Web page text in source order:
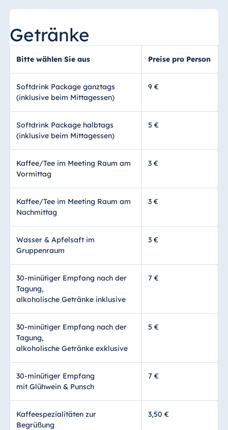
Getränke
Bitte wählen Sie aus Preise pro Person
Softdrink Package ganztags
(inklusive beim Mittagessen)
9 €
Softdrink Package halbtags
(inklusive beim Mittagessen)
5 €
Kaffee/Tee im Meeting Raum am
Vormittag
3 €
Kaffee/Tee im Meeting Raum am
Nachmittag
3 €
Wasser & Apfelsaft im
Gruppenraum
3 €
30-minütiger Empfang nach der
Tagung,
alkoholische Getränke inklusive
7 €
30-minütiger Empfang nach der
Tagung,
alkoholische Getränke exklusive
5 €
30-minütiger Empfang
mit Glühwein & Punsch
7 €
Kaffeespezialitäten zur
Begrüßung
3,50 €